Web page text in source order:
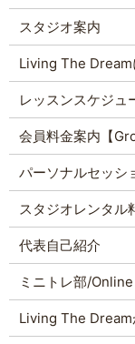
スタジオ案内
Living The Dream
レッスンスケジュ
会員料金案内【
パーソナルセッシ
スタジオレンタル
代表自己紹介
ミニトレ部/
Living The Dream